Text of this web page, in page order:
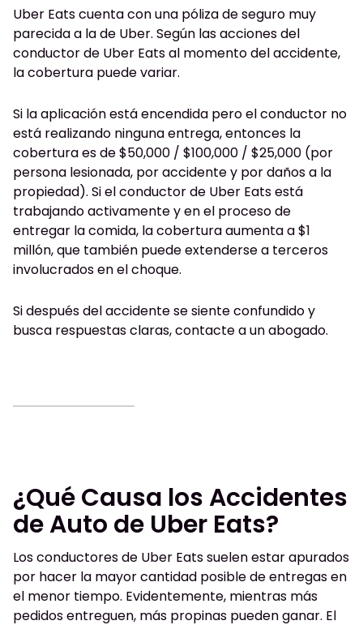
Uber Eats cuenta con una póliza de seguro muy
parecida a la de Uber. Según las acciones del
conductor de Uber Eats al momento del accidente,
la cobertura puede variar.
Si la aplicación está encendida pero el conductor no
está realizando ninguna entrega, entonces la
cobertura es de $50,000 / $100,000 / $25,000 (por
persona lesionada, por accidente y por daños a la
propiedad). Si el conductor de Uber Eats está
trabajando activamente y en el proceso de
entregar la comida, la cobertura aumenta a $1
millón, que también puede extenderse a terceros
involucrados en el choque.
Si después del accidente se siente confundido y
busca respuestas claras, contacte a un abogado.
¿Qué Causa los Accidentes
de Auto de Uber Eats?
Los conductores de Uber Eats suelen estar apurados
por hacer la mayor cantidad posible de entregas en
el menor tiempo. Evidentemente, mientras más
pedidos entreguen, más propinas pueden ganar. El